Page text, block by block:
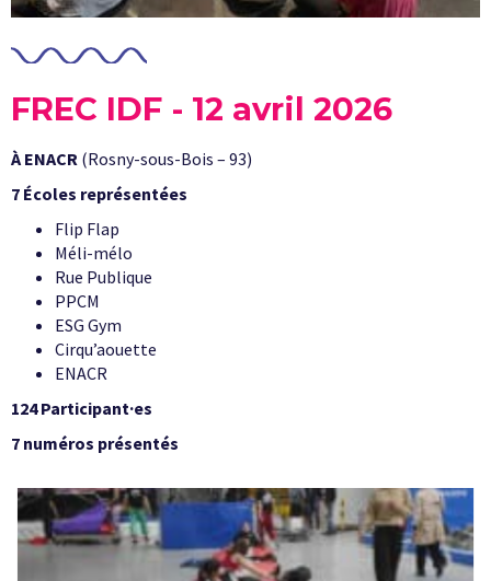
FREC IDF - 12 avril 2026
À ENACR (Rosny-sous-Bois – 93)
7 Écoles représentées
Flip Flap
Méli-mélo
Rue Publique
PPCM
ESG Gym
Cirqu’aouette
ENACR
124 Participant·es
7 numéros présentés